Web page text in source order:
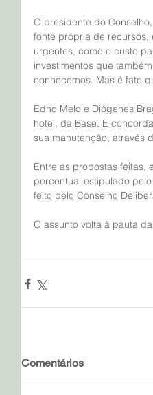
O presidente do
fonte própria de
urgentes, como o custo
investimentos que
conhecemos. Mas é fato
Edno Melo e Diógenes
hotel, da Base. E
sua manutenção, através
Entre as propostas feitas,
percentual estipulado
feito pelo Conselho
O assunto volta à pauta
Comentários